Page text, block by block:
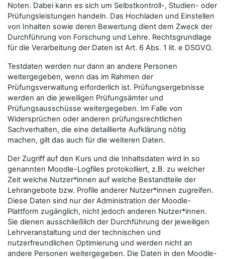
Noten. Dabei kann es sich um Selbstkontroll-, Studien- oder
Prüfungsleistungen handeln. Das Hochladen und Einstellen
von Inhalten sowie deren Bewertung dient dem Zweck der
Durchführung von Forschung und Lehre. Rechtsgrundlage
für die Verarbeitung der Daten ist Art. 6 Abs. 1 lit. e DSGVO.
Testdaten werden nur dann an andere Personen
weitergegeben, wenn das im Rahmen der
Prüfungsverwaltung erforderlich ist. Prüfungsergebnisse
werden an die jeweiligen Prüfungsämter und
Prüfungsausschüsse weitergegeben. Im Falle von
Widersprüchen oder anderen prüfungsrechtlichen
Sachverhalten, die eine detaillierte Aufklärung nötig
machen, gilt das auch für die weiteren Daten.
Der Zugriff auf den Kurs und die Inhaltsdaten wird in so
genannten Moodle-Logfiles protokolliert, z.B. zu welcher
Zeit welche Nutzer*innen auf welche Bestandteile der
Lehrangebote bzw. Profile anderer Nutzer*innen zugreifen.
Diese Daten sind nur der Administration der Moodle-
Plattform zugänglich, nicht jedoch anderen Nutzer*innen.
Sie dienen ausschließlich der Durchführung der jeweiligen
Lehrveranstaltung und der technischen und
nutzerfreundlichen Optimierung und werden nicht an
andere Personen weitergegeben. Die Daten in den Moodle-